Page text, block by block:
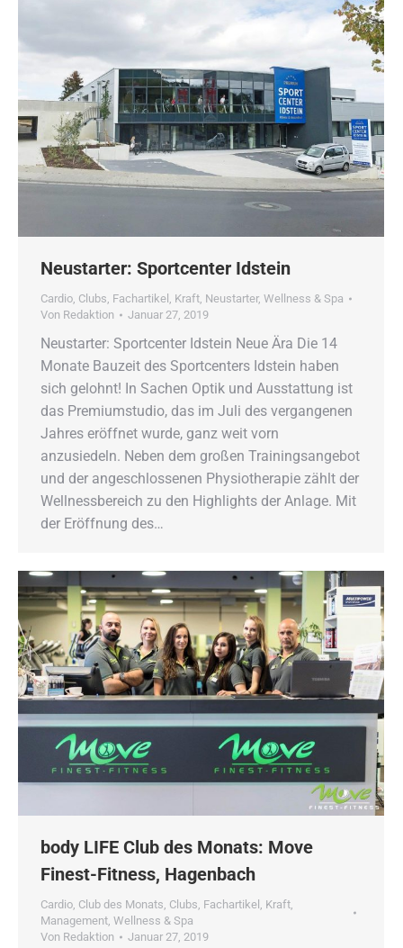
Neustarter: Sportcenter Idstein
Cardio Clubs Fachartikel Kraft Neustarter, Wellness & Spa
Von Redaktion Januar 27, 2019
Neustarter: Sportcenter Idstein Neue Ära Die 14
Monate Bauzeit des Sportcenters Idstein haben
sich gelohnt! In Sachen Optik und Ausstattung ist
das Premiumstudio, das im Juli des vergangenen
Jahres eröffnet wurde, ganz weit vorn
anzusiedeln. Neben dem großen Trainingsangebot
und der angeschlossenen Physiotherapie zählt der
Wellnessbereich zu den Highlights der Anlage. Mit
der Eröffnung des…
body LIFE Club des Monats: Move
Finest-Fitness, Hagenbach
Cardio Club des Monats Clubs Fachartikel Kraft
Management Wellness & Spa
Von Redaktion Januar 27, 2019